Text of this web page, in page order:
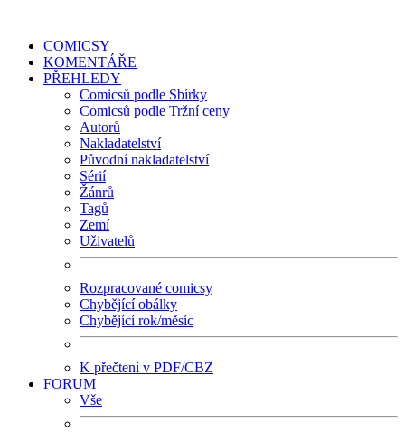
COMICSY
KOMENTÁŘE
PŘEHLEDY
Comicsů podle Sbírky
Comicsů podle Tržní ceny
Autorů
Nakladatelství
Původní nakladatelství
Sérií
Žánrů
Tagů
Zemí
Uživatelů
Rozpracované comicsy
Chybějící obálky
Chybějící rok/měsíc
K přečtení v PDF/CBZ
FORUM
Vše